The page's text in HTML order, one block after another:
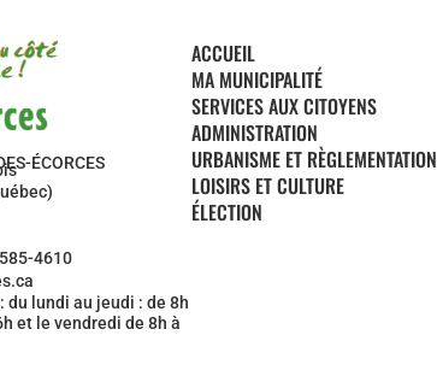
ÉCORCES
4610
du lundi au jeudi : de 8h
et le vendredi de 8h à
ACCUEIL
MA MUNICIPALITÉ
SERVICES AUX CITOYENS
ADMINISTRATION
URBANISME ET RÈGLEMENTATION
LOISIRS ET CULTURE
ÉLECTION